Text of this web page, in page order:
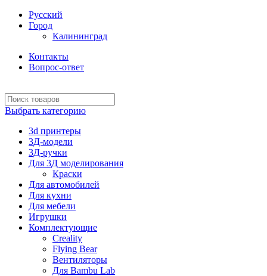
Русский
Город
Калининград
Контакты
Вопрос-ответ
Выбрать категорию
3d принтеры
3Д-модели
3Д-ручки
Для 3Д моделирования
Краски
Для автомобилей
Для кухни
Для мебели
Игрушки
Комплектующие
Creality
Flying Bear
Вентиляторы
Для Bambu Lab